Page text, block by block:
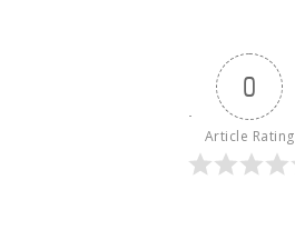
0
Article Rating